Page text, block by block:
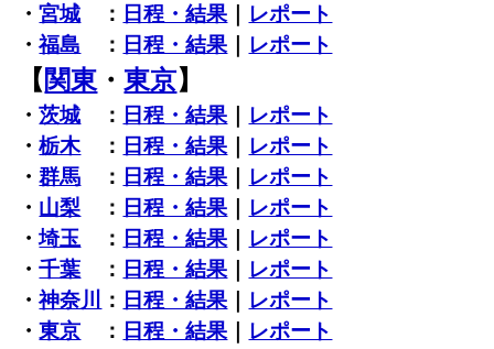
・宮城 ： 日程・結果
レポート
・福島 ： 日程・結果 レポート
【 関東 ・ 東京】
・茨城 ： 日程・結果
レポート
・栃木： 日程・結果
レポート
・群馬 ： 日程・結果
レポート
・ 山梨 ： 日程・結果
レポート
・埼玉 ： 日程・結果
レポート
・千葉 ： 日程・結果
レポート
・神奈川 ： 日程・結果
レポート
・東京 ： 日程・結果 レポート